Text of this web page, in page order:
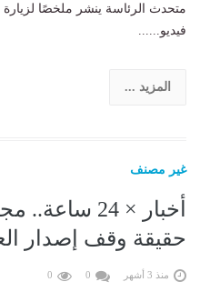
متحدث الرئاسة ينشر ملخصًا لزيارة
فيديو......
المزيد ...
غير مصنف
أخبار × 24
حقيقة وقف إصدار
منذ 3 أشهر 0
0